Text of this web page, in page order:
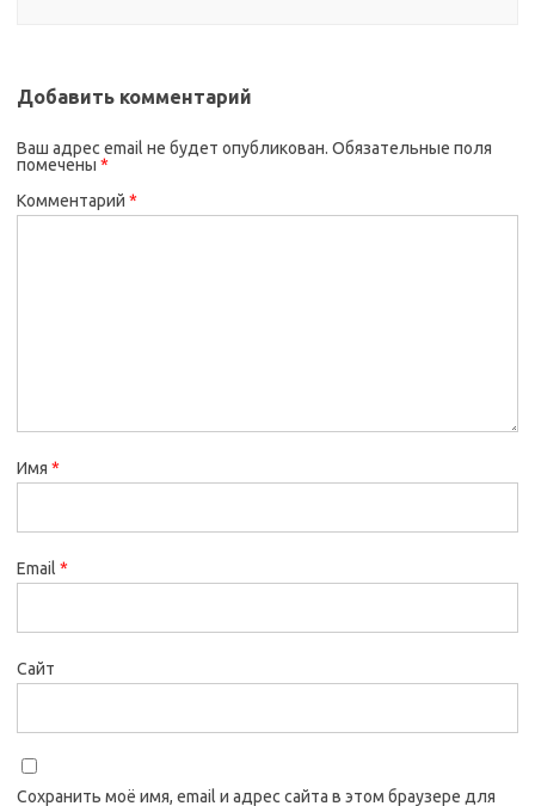
Добавить комментарий
Ваш адрес email не будет опубликован. Обязательные поля
помечены *
Комментарий *
Имя *
Email *
Сайт
Сохранить моё имя, email и адрес сайта в этом браузере для